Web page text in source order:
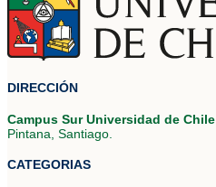
DIRECCIÓN
Campus Sur Universidad de Chile
Pintana, Santiago.
CATEGORIAS